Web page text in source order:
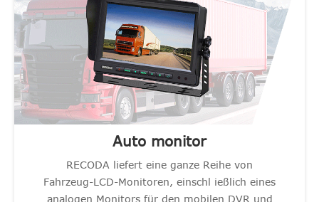
Auto monitor
RECODA liefert eine ganze Reihe von
Fahrzeug-LCD-Monitoren, einschl ießlich eines
analogen Monitors für den mobilen DVR und